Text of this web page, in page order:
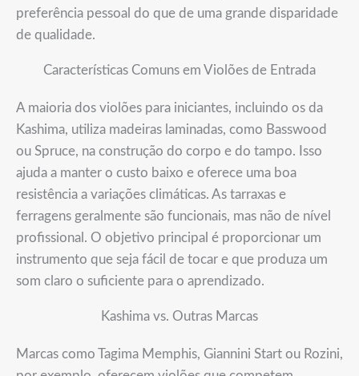
preferência pessoal do que de uma grande disparidade
de qualidade.
Características Comuns em Violões de Entrada
A maioria dos violões para iniciantes, incluindo os da
Kashima, utiliza madeiras laminadas, como Basswood
ou Spruce, na construção do corpo e do tampo. Isso
ajuda a manter o custo baixo e oferece uma boa
resistência a variações climáticas. As tarraxas e
ferragens geralmente são funcionais, mas não de nível
profissional. O objetivo principal é proporcionar um
instrumento que seja fácil de tocar e que produza um
som claro o suficiente para o aprendizado.
Kashima vs. Outras Marcas
Marcas como Tagima Memphis, Giannini Start ou Rozini,